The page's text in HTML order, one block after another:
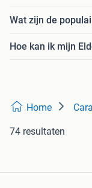
Wat zijn de
Hoe kan ik mijn
Home
74 resultaten